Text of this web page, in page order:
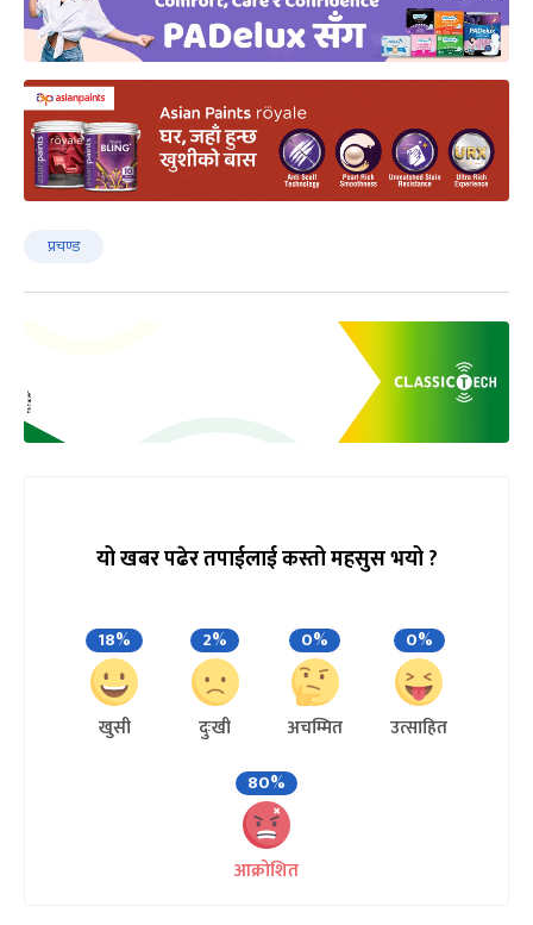
प्रचण्ड
यो खबर पढेर तपाईलाई कस्तो महसुस भयो ?
18%
खुसी
2%
दुःखी
0%
अचम्मित
0%
उत्साहित
80%
आक्रोशित